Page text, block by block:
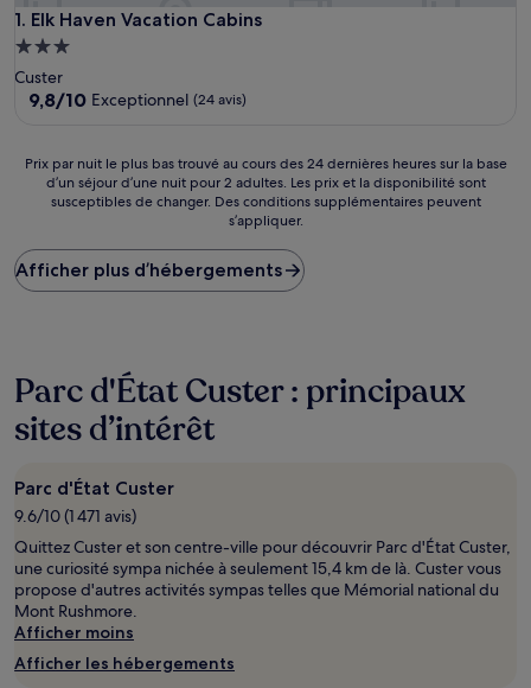
1. Elk Haven Vacation Cabins
Elk Haven Vacation Cabins
Hébergement
3.0 étoiles
Custer
9.8
Exceptionnel,
(24 avis)
9,8/10 Exceptionnel (24 avis)
Prix
plus
bas
trouvé
24 dernières
heures
sur
la
d’un
séjour
d’une
nuit
pour
2 adultes.
Les
prix
et
la
Prix par nuit le plus bas trouvé au cours des 24 dernières heures sur la base
d’un séjour d’une nuit pour 2 adultes. Les prix et la disponibilité sont
susceptibles de changer. Des conditions supplémentaires peuvent
s’appliquer.
Afficher plus d’hébergements
Parc d'État Custer : principaux
sites d’intérêt
Parc d'État Custer
9.6/10 (1 471 avis)
Quittez Custer et son centre-ville pour découvrir Parc d'État Custer,
une curiosité sympa nichée à seulement 15,4 km de là. Custer vous
propose d'autres activités sympas telles que Mémorial national du
Mont Rushmore.
Afficher moins
Afficher les hébergements